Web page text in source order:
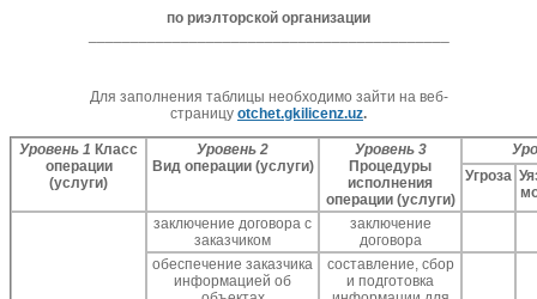
по риэлторской организации
Для заполнения таблицы необходимо зайти на веб-
страницу otchet.gkilicenz.uz.
Уровень 1 Класс
операции
(услуги)
Уровень 2
Вид операции (услуги)
Уровень 3
Процедуры
исполнения
операции (услуги)
Угроза
заключение договора с
заказчиком
заключение
договора
обеспечение заказчика
информацией об
составление, сбор
и подготовка